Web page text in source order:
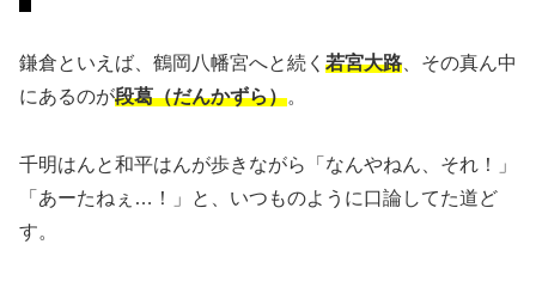
鎌倉といえば、鶴岡八幡宮へと続く 若宮大路 、その真ん中
にあるのが段葛（だんかずら）。
千明はんと和平はんが歩きながら「なんやねん、それ！」
「あーたねぇ…！」と、いつものように口論してた道ど
す。